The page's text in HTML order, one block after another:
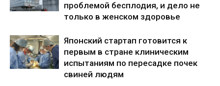
проблемой бесплодия, и дело не
только в женском здоровье
Японский стартап готовится к
первым в стране клиническим
испытаниям по пересадке почек
свиней людям